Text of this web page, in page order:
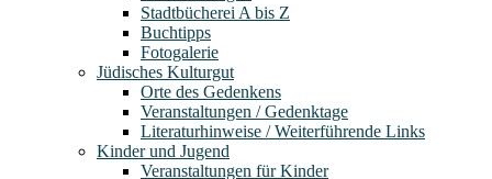
Stadtbücherei A bis Z
Buchtipps
Fotogalerie
Jüdisches Kulturgut
Orte des Gedenkens
Veranstaltungen / Gedenktage
Literaturhinweise / Weiterführende Links
Kinder und Jugend
Veranstaltungen für Kinder